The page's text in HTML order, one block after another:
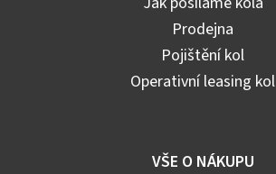
Prodejna
Pojištění kol
Operativní leasing kol
VŠE O NÁKUPU